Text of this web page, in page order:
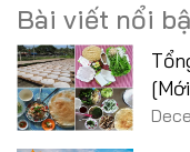
Bài viết nổi